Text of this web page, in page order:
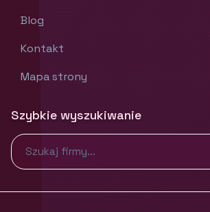
Blog
Kontakt
Mapa strony
Szybkie wyszukiwanie